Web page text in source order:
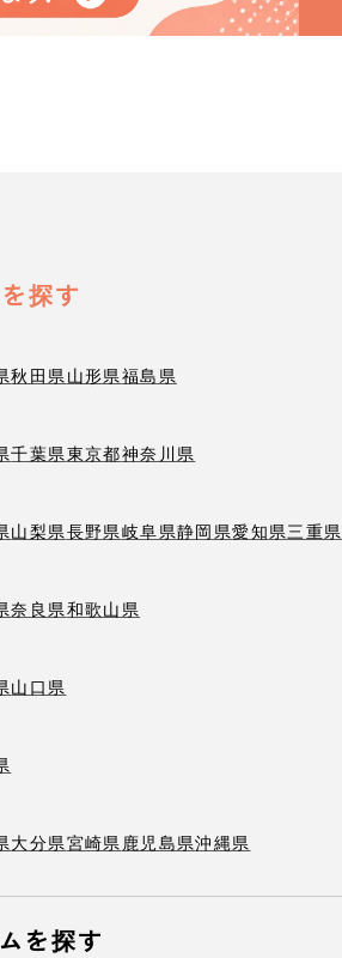
探す
秋田県山形県福島県
千葉県東京都神奈川県
山梨県長野県岐阜県静岡県愛知県三重県
奈良県和歌山県
山口県
大分県宮崎県鹿児島県沖縄県
を探す